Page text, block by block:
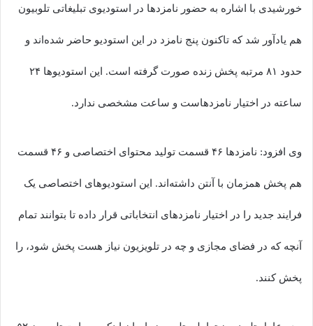
خورشیدی با اشاره به حضور نامزدها در استودیوی تبلیغاتی تلوبیون
هم یادآور شد که تاکنون پنج نامزد در این استودیو حاضر شده‌اند و
حدود ۸۱ مرتبه پخش زنده صورت گرفته است. این استودیوها ۲۴
ساعته در اختیار نامزدهاست و ساعت مشخصی ندارد.
وی افزود: نامزدها ۴۶ قسمت تولید محتوای اختصاصی و ۴۶ قسمت
هم پخش همزمان با آنتن داشته‌اند. این استودیوهای اختصاصی یک
فرایند جدید را در اختیار نامزدهای انتخاباتی قرار داده تا بتوانند تمام
آنچه که در فضای مجازی و چه در تلویزیون نیاز هست پخش شود، را
پخش کنند.